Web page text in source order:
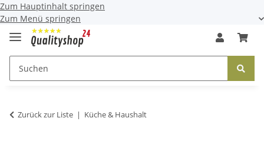
Zum Hauptinhalt springen
Zum Menü springen
Zurück zur Liste Küche & Haushalt